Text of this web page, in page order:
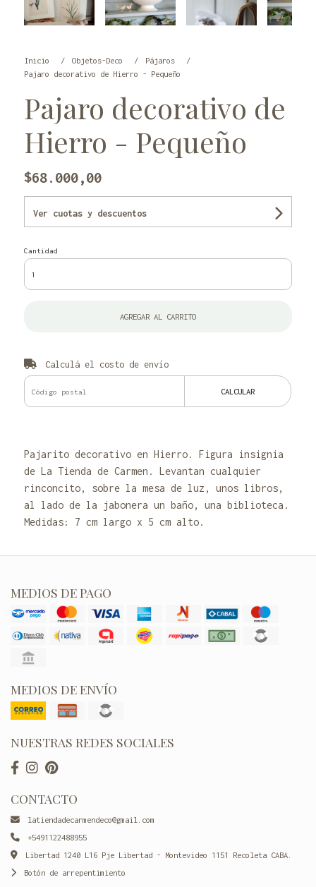
Inicio Objetos-Deco
Pájaros
Pajaro decorativo de Hierro - Pequeño
Pajaro decorativo de
Hierro - Pequeño
$68.000,00
Ver cuotas y descuentos
Cantidad
AGREGAR AL CARRITO
Calculá el costo de envío
CALCULAR
Pajarito decorativo en Hierro. Figura insignia
de La Tienda de Carmen. Levantan cualquier
rinconcito, sobre la mesa de luz, unos libros,
al lado de la jabonera un baño, una biblioteca.
Medidas: 7 cm largo x 5 cm alto.
MEDIOS DE PAGO
MEDIOS DE ENVÍO
NUESTRAS REDES SOCIALES
CONTACTO
latiendadecarmendeco@gmail.com
+5491122488955
Libertad 1240 L16 Pje Libertad - Montevideo 1151 Recoleta CABA.
Botón de arrepentimiento